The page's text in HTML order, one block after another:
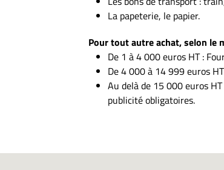
La papeterie, le papier.
Pour tout autre achat, selon le
De 1 à 4 000 euros HT :
De 4 000 à 14 999 euros
Au delà de 15 000 euros
publicité obligatoires.